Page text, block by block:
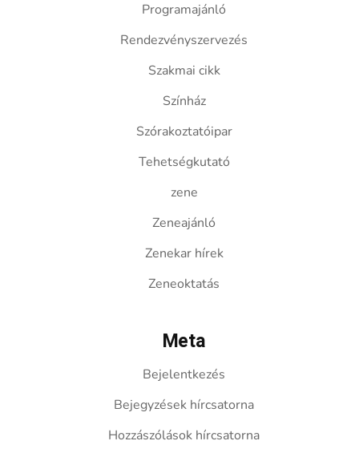
Programajánló
Rendezvényszervezés
Szakmai cikk
Színház
Szórakoztatóipar
Tehetségkutató
zene
Zeneajánló
Zenekar hírek
Zeneoktatás
Meta
Bejelentkezés
Bejegyzések hírcsatorna
Hozzászólások hírcsatorna